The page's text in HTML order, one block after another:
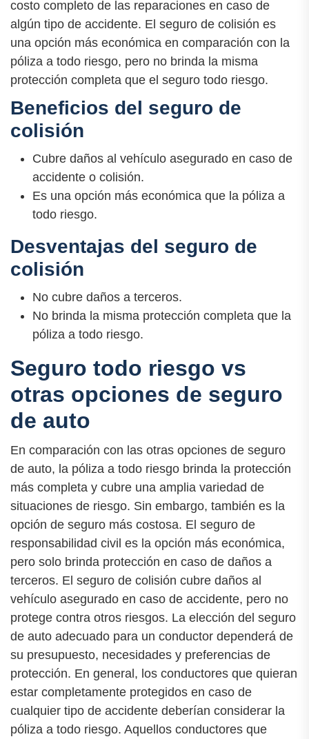
costo completo de las reparaciones en caso de
algún tipo de accidente. El seguro de colisión es
una opción más económica en comparación con la
póliza a todo riesgo, pero no brinda la misma
protección completa que el seguro todo riesgo.
Beneficios del seguro de
colisión
Cubre daños al vehículo asegurado en caso de
accidente o colisión.
Es una opción más económica que la póliza a
todo riesgo.
Desventajas del seguro de
colisión
No cubre daños a terceros.
No brinda la misma protección completa que la
póliza a todo riesgo.
Seguro todo riesgo vs
otras opciones de seguro
de auto
En comparación con las otras opciones de seguro
de auto, la póliza a todo riesgo brinda la protección
más completa y cubre una amplia variedad de
situaciones de riesgo. Sin embargo, también es la
opción de seguro más costosa. El seguro de
responsabilidad civil es la opción más económica,
pero solo brinda protección en caso de daños a
terceros. El seguro de colisión cubre daños al
vehículo asegurado en caso de accidente, pero no
protege contra otros riesgos. La elección del seguro
de auto adecuado para un conductor dependerá de
su presupuesto, necesidades y preferencias de
protección. En general, los conductores que quieran
estar completamente protegidos en caso de
cualquier tipo de accidente deberían considerar la
póliza a todo riesgo. Aquellos conductores que